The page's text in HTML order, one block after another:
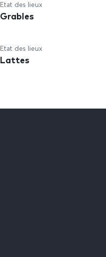
Etat des lieux
Grables
Etat des lieux
Lattes